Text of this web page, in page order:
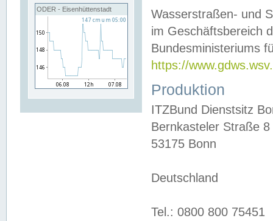
ODER - Eisenhüttenstadt
Wasserstraßen- und
im Geschäftsbereich
Bundesministeriums
https://
Produktion
ITZBund Dienstsitz
Bernkasteler Straße 8
53175 Bonn
Deutschland
Tel.: 0800 800 75451